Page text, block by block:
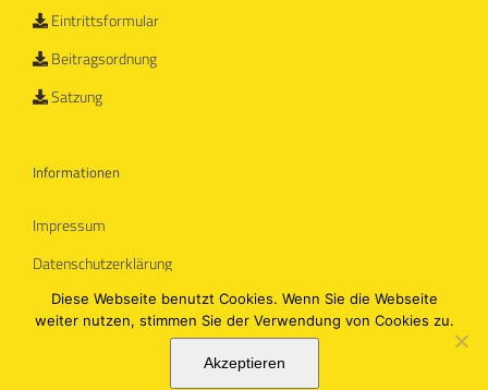
Eintrittsformular
Beitragsordnung
Satzung
Informationen
Impressum
Datenschutzerklärung
Sportliche Vereinigung Laatzen von 1894 e.V. | Gestaltung
Webdesignarapixel | Lebensraum Internet.
Diese Webseite benutzt Cookies. Wenn Sie die Webseite
weiter nutzen, stimmen Sie der Verwendung von Cookies zu.
Akzeptieren